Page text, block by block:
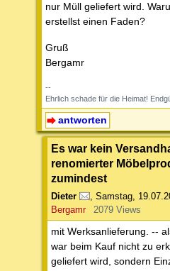
nur Müll geliefert wird.
erstellst einen Faden?
Gruß
Bergamr
--
Ehrlich schade für die Heimat!
antworten
Es war kein
renomierter
zumindest
Dieter , Samstag,
Bergamr
2079 Views
mit Werksanlieferung. --
war beim Kauf nicht zu
geliefert wird, sondern